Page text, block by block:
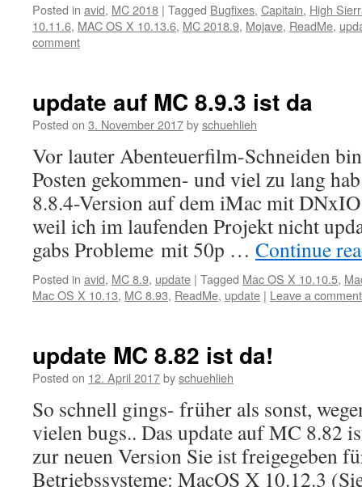
Posted in avid, MC 2018 | Tagged Bugfixes, Capitain, High
10.11.6, MAC OS X 10.13.6, MC 2018.9, Mojave, ReadMe,
comment
update auf MC 8.9.3 ist da
Posted on 3. November 2017byschuehlieh
Vor lauter Abenteuerfilm-Schneiden
Posten gekommen- und viel zu lang
8.8.4-Version auf dem iMac mit
weil ich im laufenden Projekt nicht
gabs Probleme mit 50p … Continue
Posted in avid, MC 8.9, update | Tagged Mac OS X 10.10.5,
Mac OS X 10.13, MC 8.93, ReadMe, update | Leave a comment
update MC 8.82 ist da!
Posted on 12. April 2017byschuehlieh
So schnell gings- früher als sonst,
vielen bugs.. Das update auf MC 8.82
zur neuen Version Sie ist freigegeben
Betriebssysteme: MacOS X 10.12.3